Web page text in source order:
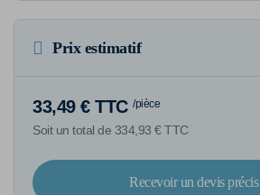
Prix estimatif
33,49 € TTC /pièce
Soit un total de 334,93 € TTC
Recevoir un devis précis